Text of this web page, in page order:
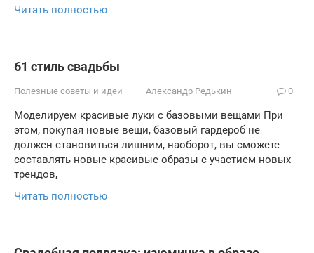
Читать полностью
61 стиль свадьбы
Полезные советы и идеи Александр Редькин 0
Моделируем красивые луки с базовыми вещами При
этом, покупая новые вещи, базовый гардероб не
должен становиться лишним, наоборот, вы сможете
составлять новые красивые образы с участием новых
трендов,
Читать полностью